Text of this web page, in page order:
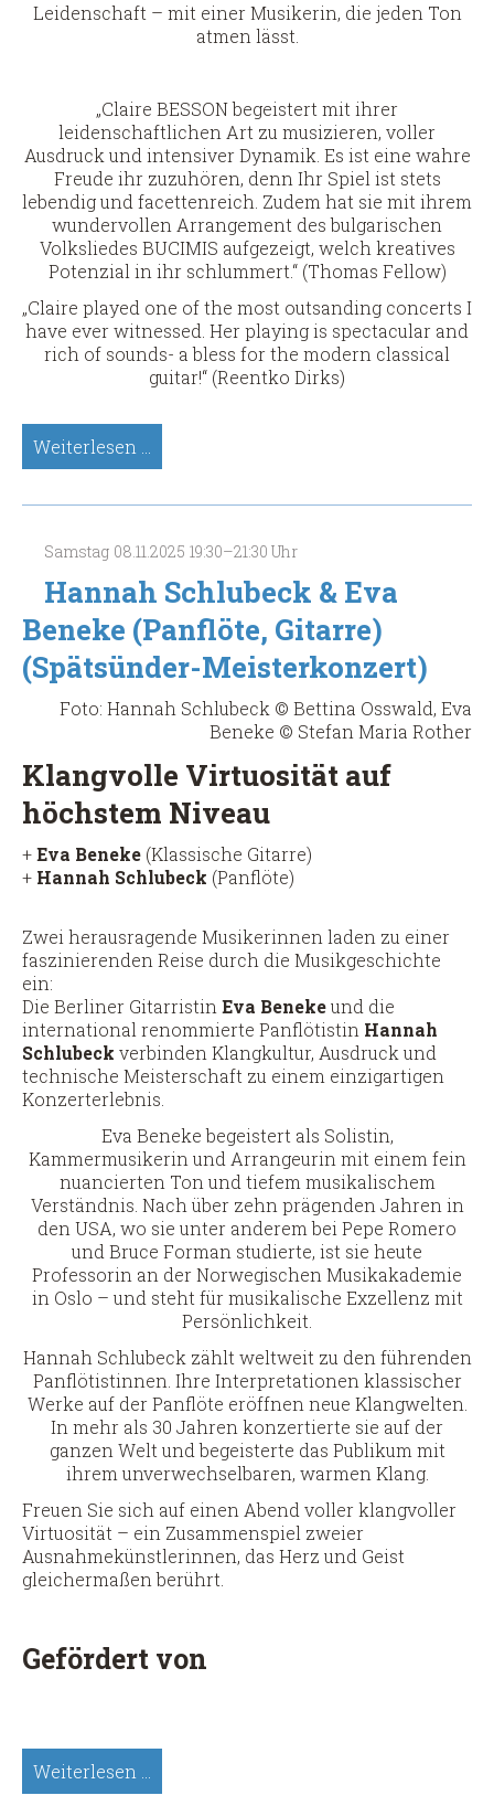
Leidenschaft – mit einer Musikerin, die jeden Ton
atmen lässt.
„Claire BESSON begeistert mit ihrer
leidenschaftlichen Art zu musizieren, voller
Ausdruck und intensiver Dynamik. Es ist eine wahre
Freude ihr zuzuhören, denn Ihr Spiel ist stets
lebendig und facettenreich. Zudem hat sie mit ihrem
wundervollen Arrangement des bulgarischen
Volksliedes BUCIMIS aufgezeigt, welch kreatives
Potenzial in ihr schlummert.“ (Thomas Fellow)
„Claire played one of the most outsanding concerts I
have ever witnessed. Her playing is spectacular and
rich of sounds- a bless for the modern classical
guitar!“ (Reentko Dirks)
Weiterlesen …
Claire
Besson,
Samstag 08.11.2025 19:30–21:30 Uhr
Hannah Schlubeck & Eva
Beneke (Panflöte, Gitarre)
(Spätsünder-Meisterkonzert)
Foto: Hannah Schlubeck © Bettina Osswald, Eva
Beneke © Stefan Maria Rother
Klangvolle Virtuosität auf
höchstem Niveau
+Eva Beneke (Klassische Gitarre)
+ Hannah Schlubeck (Panflöte)
Zwei herausragende Musikerinnen laden zu einer
faszinierenden Reise durch die Musikgeschichte
ein:
Die Berliner Gitarristin Eva Benekeund die
international renommierte Panflötistin Hannah
Schlubeck verbinden Klangkultur, Ausdruck und
technische Meisterschaft zu einem einzigartigen
Konzerterlebnis.
Eva Beneke begeistert als Solistin,
Kammermusikerin und Arrangeurin mit einem fein
nuancierten Ton und tiefem musikalischem
Verständnis. Nach über zehn prägenden Jahren in
den USA, wo sie unter anderem bei Pepe Romero
und Bruce Forman studierte, ist sie heute
Professorin an der Norwegischen Musikakademie
in Oslo – und steht für musikalische Exzellenz mit
Persönlichkeit.
Hannah Schlubeck zählt weltweit zu den führenden
Panflötistinnen. Ihre Interpretationen klassischer
Werke auf der Panflöte eröffnen neue Klangwelten.
In mehr als 30 Jahren konzertierte sie auf der
ganzen Welt und begeisterte das Publikum mit
ihrem unverwechselbaren, warmen Klang.
Freuen Sie sich auf einen Abend voller klangvoller
Virtuosität – ein Zusammenspiel zweier
Ausnahmekünstlerinnen, das Herz und Geist
gleichermaßen berührt.
Gefördert von
Weiterlesen …
Hannah
Schlubeck